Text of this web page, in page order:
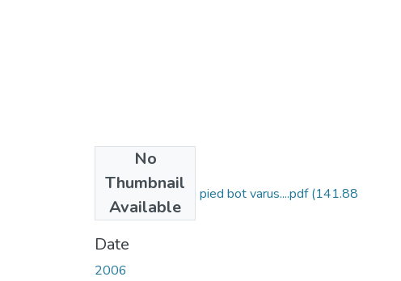
No
Thumbnail
Available
prise en charge du pied bot varus....pdf(141.88
MB)
Date
2006